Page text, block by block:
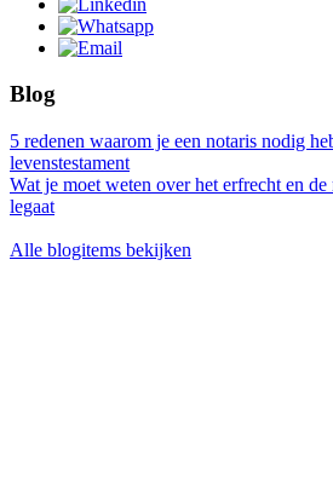
Blog
5 redenen waarom je een notaris nodig
levenstestament
Wat je moet weten over het erfrecht en
legaat
Alle blogitems bekijken